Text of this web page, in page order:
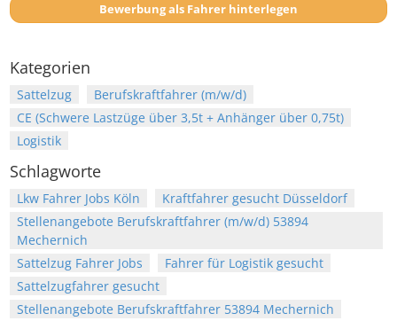
Bewerbung als Fahrer hinterlegen
Kategorien
Sattelzug
Berufskraftfahrer (m/w/d)
CE (Schwere Lastzüge über 3,5t + Anhänger über 0,75t)
Logistik
Schlagworte
Lkw Fahrer Jobs Köln
Kraftfahrer gesucht Düsseldorf
Stellenangebote Berufskraftfahrer (m/w/d) 53894
Mechernich
Sattelzug Fahrer Jobs
Fahrer für Logistik gesucht
Sattelzugfahrer gesucht
Stellenangebote Berufskraftfahrer 53894 Mechernich